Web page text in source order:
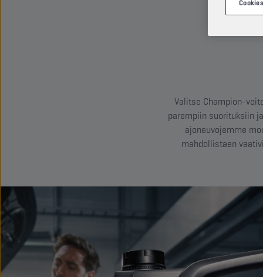
Valitse Champion-
parempiin suorituksiin
ajoneuvojemme
mahdollistaen